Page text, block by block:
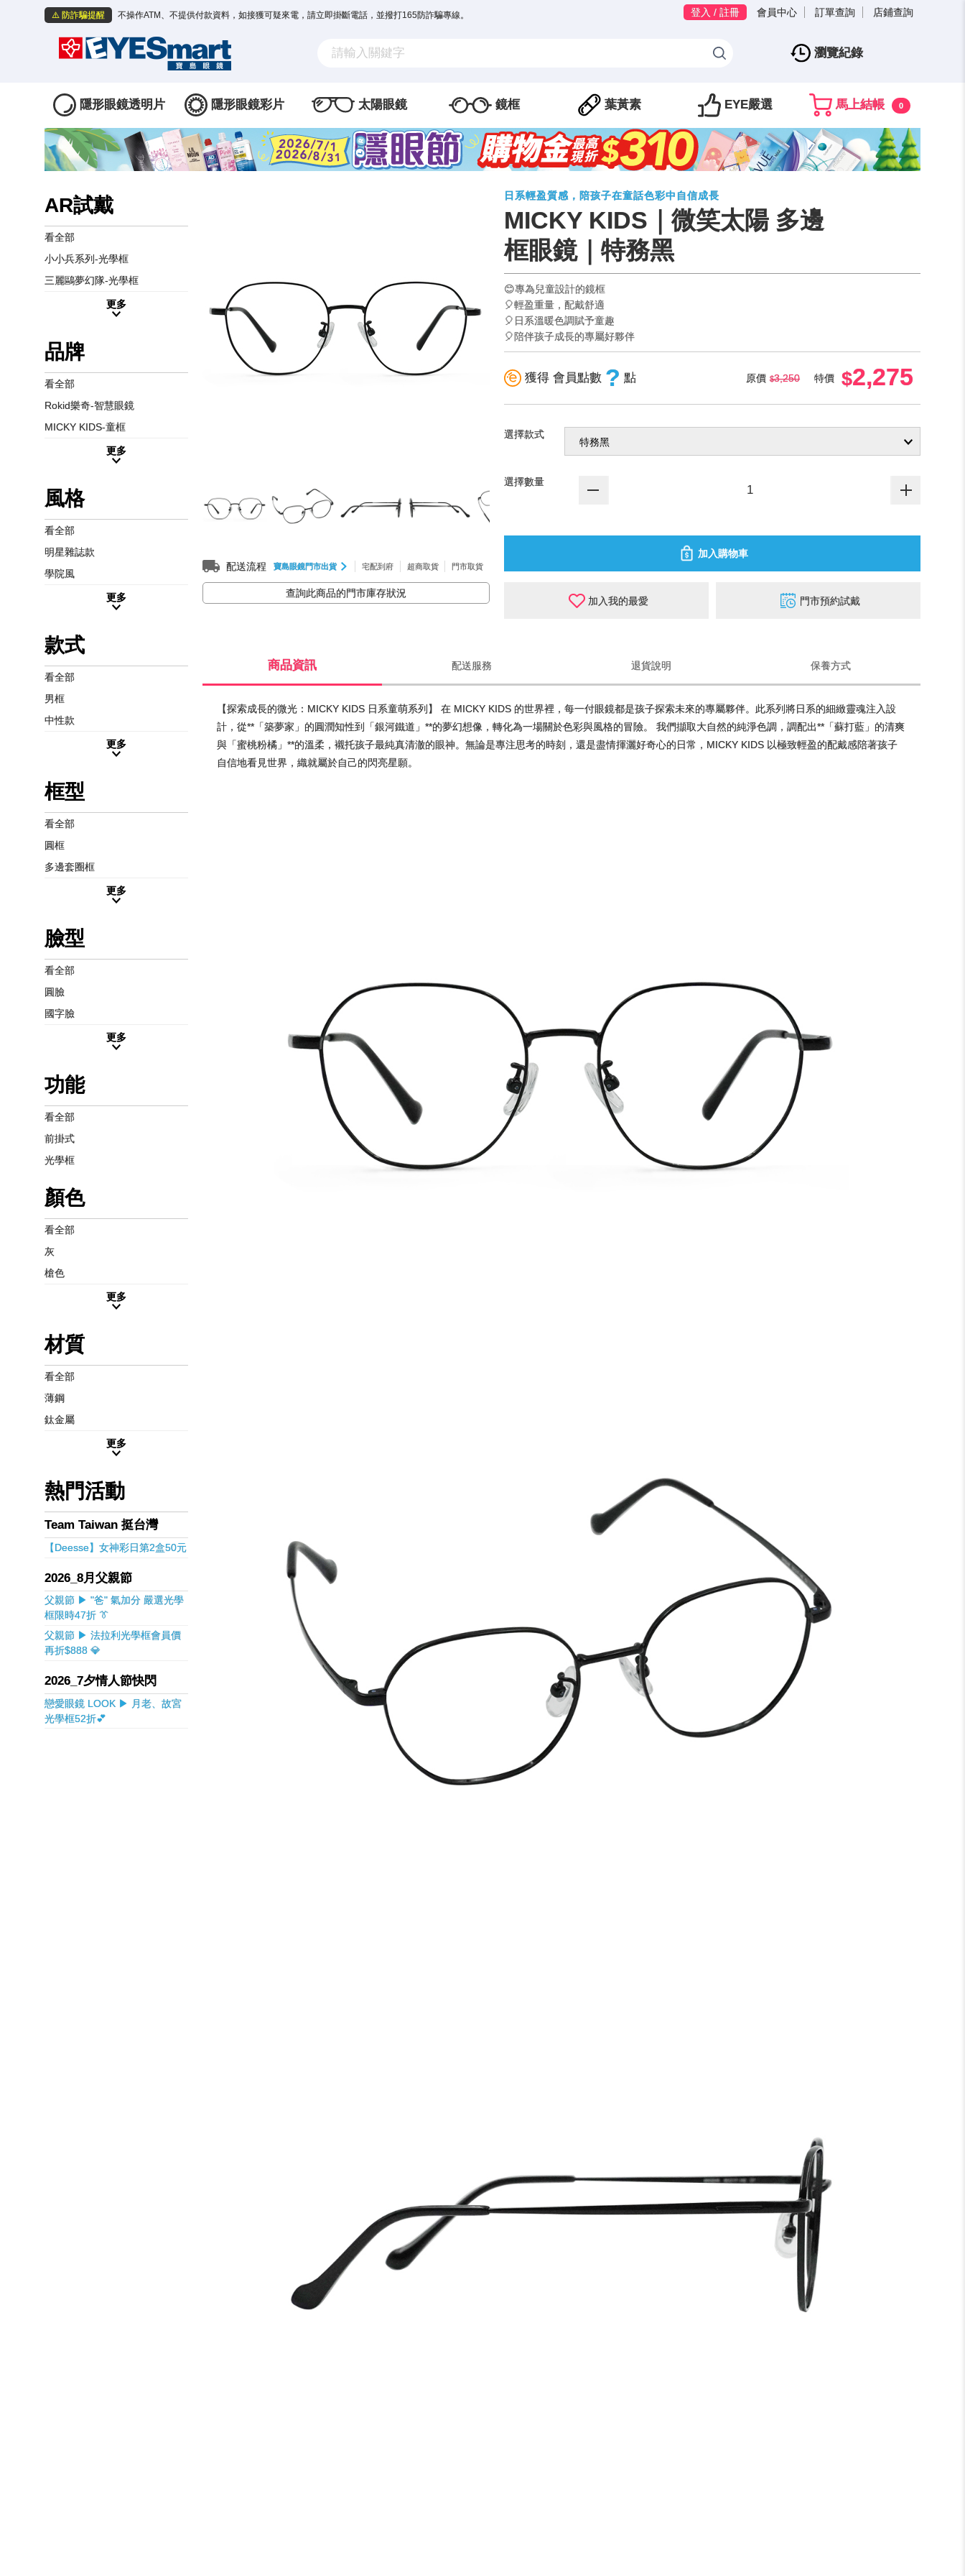
⚠️ 防詐騙提醒 不操作ATM、不提供付款資料，如接獲可疑來電，請立即掛斷電話，並撥打165防詐騙專線。 登入 / 註冊 會員中心 訂單查詢 店鋪查詢
瀏覽紀錄
隱形眼鏡透明片 隱形眼鏡彩片 太陽眼鏡 鏡框 葉黃素 EYE嚴選 馬上結帳 0
AR試戴
看全部
小小兵系列-光學框
三麗鷗夢幻隊-光學框
更多
品牌
看全部
Rokid樂奇-智慧眼鏡
MICKY KIDS-童框
更多
風格
看全部
明星雜誌款
學院風
更多
款式
看全部
男框
中性款
更多
框型
看全部
圓框
多邊套圈框
更多
臉型
看全部
圓臉
國字臉
更多
功能
看全部
前掛式
光學框
顏色
看全部
灰
槍色
更多
材質
看全部
薄鋼
鈦金屬
更多
熱門活動
Team Taiwan 挺台灣
【Deesse】女神彩日第2盒50元
2026_8月父親節
父親節 ▶ "爸" 氣加分 嚴選光學
框限時47折 👔
父親節 ▶ 法拉利光學框會員價
再折$888 💎
2026_7夕情人節快閃
戀愛眼鏡 LOOK ▶ 月老、故宮
光學框52折💕
配送流程 寶島眼鏡門市出貨 宅配到府 超商取貨 門市取貨
查詢此商品的門市庫存狀況
日系輕盈質感，陪孩子在童話色彩中自信成長
MICKY KIDS｜微笑太陽 多邊
框眼鏡｜特務黑
😊專為兒童設計的鏡框
🎈輕盈重量，配戴舒適
🎈日系溫暖色調賦予童趣
🎈陪伴孩子成長的專屬好夥伴
獲得 會員點數 ? 點 原價 3,250 特價 2,275
選擇款式
選擇數量
加入購物車
加入我的最愛 門市預約試戴
商品資訊 配送服務 退貨說明 保養方式
【探索成長的微光：MICKY KIDS 日系童萌系列】 在 MICKY KIDS 的世界裡，每一付眼鏡都是孩子探索未來的專屬夥伴。此系列將日系的細緻靈魂注入設
計，從**「築夢家」的圓潤知性到「銀河鐵道」**的夢幻想像，轉化為一場關於色彩與風格的冒險。 我們擷取大自然的純淨色調，調配出**「蘇打藍」的清爽
與「蜜桃粉橘」**的溫柔，襯托孩子最純真清澈的眼神。無論是專注思考的時刻，還是盡情揮灑好奇心的日常，MICKY KIDS 以極致輕盈的配戴感陪著孩子
自信地看見世界，織就屬於自己的閃亮星願。